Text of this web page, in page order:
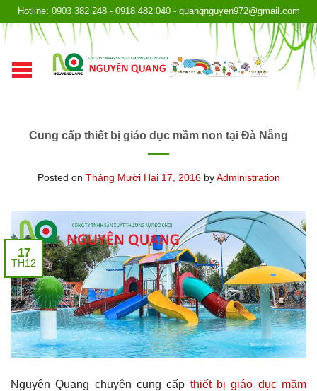
Hotline: 0903 382 248 - 0918 482 040 - quangnguyen972@gmail.com
Cung cấp thiết bị giáo dục mầm non tại Đà Nẵng
Posted on Tháng Mười Hai 17, 2016byAdministration
17
TH12
Nguyên Quang chuyên cung cấp thiết bị giáo dục mầm